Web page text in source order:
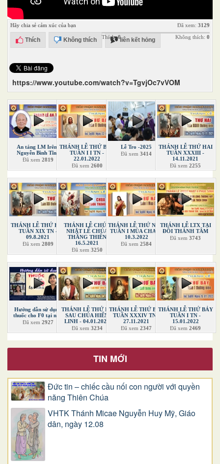
Hãy chia sẻ cảm xúc của bạn
Thích Không thích liên kết hỏng
Đã xem: 3129
Thích:0 Không thích: 0
https://www.youtube.com/watch?v=TgvjOc7vVOM
An táng LM Irênê
Nguyễn Bình Tĩnh
Đã xem 2819
THÁNH LỄ THỨ BẢY
TUẦN I I TN -
22.01.2022
Đã xem 2600
Lễ Tro -2025
Đã xem3414
THÁNH LỄ THỨ HAI
TUẦN XXXIII -
14.11.2021
Đã xem2255
THÁNH LỄ THỨ HAI
TUẦN XIX TN -
09.8.2021
Đã xem 2809
THÁNH LỄ CHÚA
NHẬT LỄ CHÚA
THĂNG THIÊN
16.5.2021
Đã xem 3250
THÁNH LỄ THỨ NĂM
TUẦN I MÙA CHAY -
10.3.2022
Đã xem2584
THÁNH LỄ LTX TẠI
ĐỒI THÁNH TÂM
Đã xem3743
Hướng dẫn sử dụng
thuốc cho F0 tại nhà
Đã xem 2927
THÁNH LỄ THỨ BA
SAU CHÚA HIỂN
LINH - 04.01.2022
Đã xem 3234
THÁNH LỄ THỨ BẢY
TUẦN XXXIV TN -
27.11.2021
Đã xem2347
THÁNH LỄ THỨ BẢY
TUẦN I TN -
15.01.2022
Đã xem2469
TIN MỚI
Đức tin – chiếc cầu nối con người với quyền
năng Thiên Chúa
VHTK Thánh Micae Nguyễn Huy Mỹ, Giáo
dân, ngày 12.08